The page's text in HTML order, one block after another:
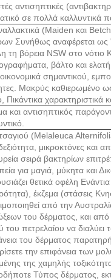
αντισηπτικές
σε πολλά καλλυντικά
(Maiden και
Συνήθως αναφέρεται ως
τη βόρεια NSW στο νότιο
βάλτο και
σημαντικού,
Μακρύς καθιερωμένο
Πικάντικα
και αντισηπτικός
(Melaleuca
μικροκτόνες και
σειρά βακτηρίων
για μαγιά, μύκητα και
θετικά οφέλη
έκζεμα (στάσεις
από την
του δέρματος, και
του πετρελαίου να
του δέρματος
την επιφάνεια των
της χαμηλής
Τύπος δέρματος,